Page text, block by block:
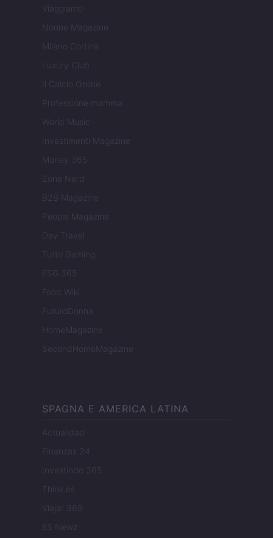
Viaggiamo
Nonne Magazine
Milano Cortina
Luxury Club
Il Calcio Online
Professione mamma
World Music
Investimenti Magazine
Money 365
Zona Nerd
B2B Magazine
People Magazine
Day Travel
Tutto Gaming
ESG 365
Food Wiki
FuturoDonna
HomeMagazine
SecondHomeMagazine
SPAGNA E AMERICA LATINA
Actualidad
Finanzas 24
Investindo 365
Think.es
Viajar 365
ES Newz